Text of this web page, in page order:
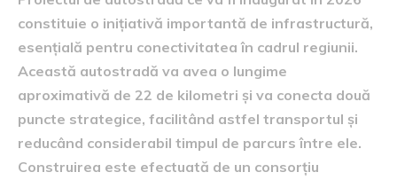
constituie o inițiativă importantă de infrastructură,
esențială pentru conectivitatea în cadrul regiunii.
Această autostradă va avea o lungime
aproximativă de 22 de kilometri și va conecta două
puncte strategice, facilitând astfel transportul și
reducând considerabil timpul de parcurs între ele.
Construirea este efectuată de un consorțiu